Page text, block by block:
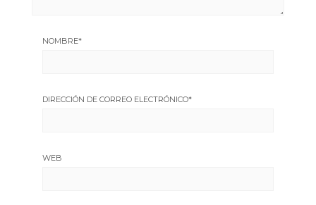
NOMBRE*
DIRECCIÓN DE CORREO ELECTRÓNICO*
WEB